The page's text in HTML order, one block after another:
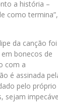
a história –
como termina”,
da canção foi
bonecos de
com a
é assinada
pelo
sejam